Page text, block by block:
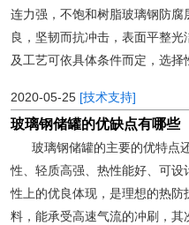
连力强，不饱和树脂玻璃钢防
良，坚韧而抗冲击，表面平整
及工艺可依具体条件而定，选择
2020-05-25 [技术支持]
玻璃钢储罐的优缺点有哪些
玻璃钢储罐的主要的优特点
性、轻质高强、热性能好、可
性上的优良体现，是理想的热
料，能承受高速气流的冲刷，